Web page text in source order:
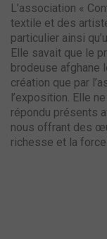
L’association «
textile et des
particulier ainsi
Elle savait que le
brodeuse afghane
création que par
l’exposition. Elle
répondu présents
nous offrant des
richesse et la force